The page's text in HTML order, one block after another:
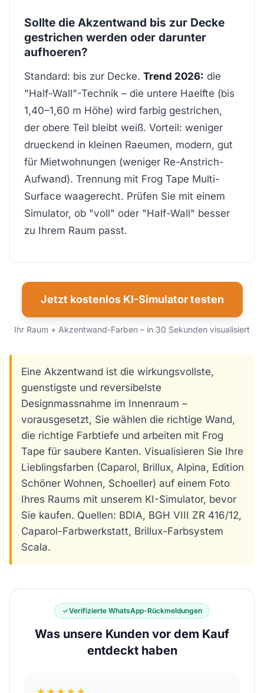
Sollte die Akzentwand bis zur Decke
gestrichen werden oder darunter
aufhoeren?
Standard: bis zur Decke. Trend 2026: die
"Half-Wall"-Technik – die untere Haelfte (bis
1,40–1,60 m Höhe) wird farbig gestrichen,
der obere Teil bleibt weiß. Vorteil: weniger
drueckend in kleinen Raeumen, modern, gut
für Mietwohnungen (weniger Re-Anstrich-
Aufwand). Trennung mit Frog Tape Multi-
Surface waagerecht. Prüfen Sie mit einem
Simulator, ob "voll" oder "Half-Wall" besser
zu Ihrem Raum passt.
Jetzt kostenlos KI-Simulator testen
Ihr Raum + Akzentwand-Farben – in 30 Sekunden visualisiert
Eine Akzentwand ist die wirkungsvollste,
guenstigste und reversibelste
Designmassnahme im Innenraum –
vorausgesetzt, Sie wählen die richtige Wand,
die richtige Farbtiefe und arbeiten mit Frog
Tape für saubere Kanten. Visualisieren Sie Ihre
Lieblingsfarben (Caparol, Brillux, Alpina, Edition
Schöner Wohnen, Schoeller) auf einem Foto
Ihres Raums mit unserem KI-Simulator, bevor
Sie kaufen. Quellen: BDIA, BGH VIII ZR 416/12,
Caparol-Farbwerkstatt, Brillux-Farbsystem
Scala.
Verifizierte WhatsApp-Rückmeldungen
Was unsere Kunden vor dem Kauf
entdeckt haben